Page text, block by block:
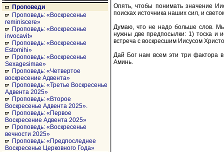
Проповеди
Проповедь: «Воскресенье
reminiscere»
Проповедь: «Воскресенье
invocavit»
Проповедь: «Воскресенье
Estomihi»
Проповедь: «Воскресенье
Sexagesimae»
Проповедь: «Четвертое
воскресение Адвента»
Проповедь: «Третье Воскресенье
Адвента 2025»
Проповедь: «Второе
Воскресенье Адвента 2025».
Проповедь: «Первое
Воскресение Адвента 2025»
Проповедь: «Воскресенье
вечности 2025»
Проповедь: «Предпоследнее
Воскресенье Церковного Года»
Опять, чтобы понимать значение
поисках источника наших сил, и
Думаю, что не надо больше слов. Мы
нужны две предпосылки: 1) тоска и
встреча с воскресшим Иисусом
Дай Бог нам всем эти три фактора
Аминь.